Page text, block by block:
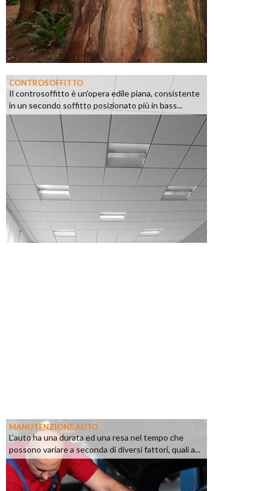
CONTROSOFFITTO
Il controsoffitto è un'opera edile piana, consistente
in un secondo soffitto posizionato più in bass...
MANUTENZIONE AUTO
L'auto ha una durata ed una resa nel tempo che
possono variare a seconda di diversi fattori, quali a...